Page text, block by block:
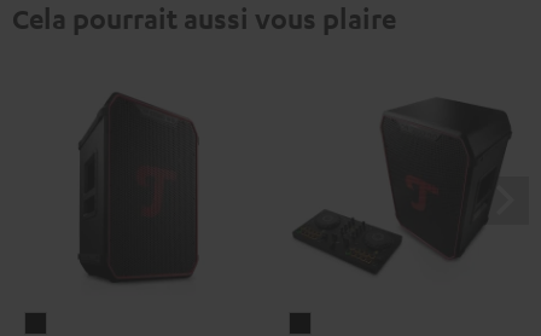
Cela pourrait aussi vous plaire